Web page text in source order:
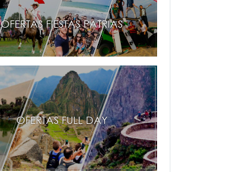
OFERTAS FIESTAS PATRIAS
OFERTAS FULL DAY